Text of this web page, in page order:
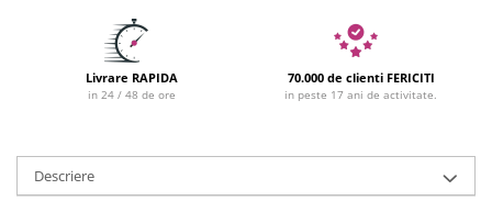
Livrare RAPIDA
in 24 / 48 de ore
70.000 de clienti FERICITI
in peste 17 ani de activitate.
Descriere